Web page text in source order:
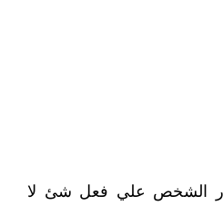
الشخص علي فعل شئ لا